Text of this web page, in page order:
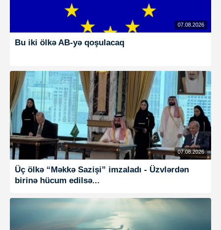
07.08.2026
Bu iki ölkə AB-yə qoşulacaq
07.08.2026
Üç ölkə “Məkkə Sazişi” imzaladı - Üzvlərdən
birinə hücum edilsə...